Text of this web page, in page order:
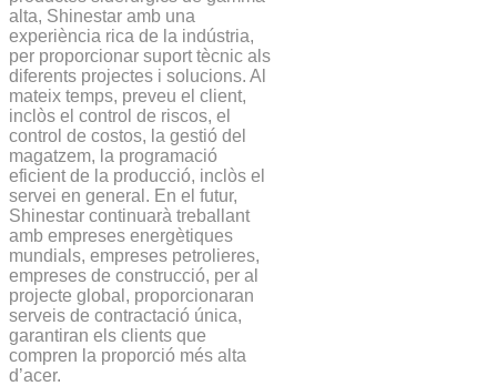
alta, Shinestar amb una
experiència rica de la indústria,
per proporcionar suport tècnic als
diferents projectes i solucions. Al
mateix temps, preveu el client,
inclòs el control de riscos, el
control de costos, la gestió del
magatzem, la programació
eficient de la producció, inclòs el
servei en general. En el futur,
Shinestar continuarà treballant
amb empreses energètiques
mundials, empreses petrolieres,
empreses de construcció, per al
projecte global, proporcionaran
serveis de contractació única,
garantiran els clients que
compren la proporció més alta
d’acer.